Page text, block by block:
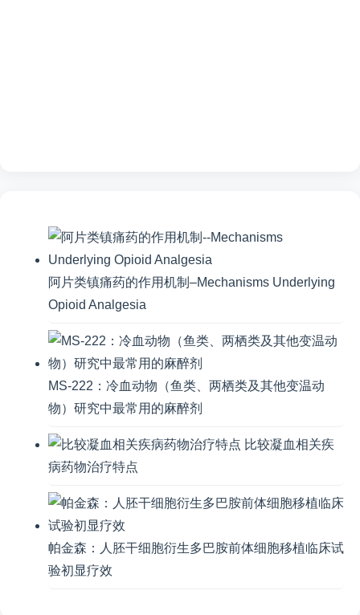
阿片类镇痛药的作用机制–Mechanisms Underlying
Opioid Analgesia
MS-222：冷血动物（鱼类、两栖类及其他变温动
物）研究中最常用的麻醉剂
比较凝血相关疾
病药物治疗特点
帕金森：人胚干细胞衍生多巴胺前体细胞移植临床试
验初显疗效